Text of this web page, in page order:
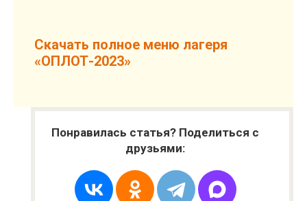
Скачать полное меню лагеря
«ОПЛОТ-2023»
Понравилась статья? Поделиться с
друзьями: